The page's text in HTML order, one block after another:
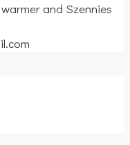
and Szennies